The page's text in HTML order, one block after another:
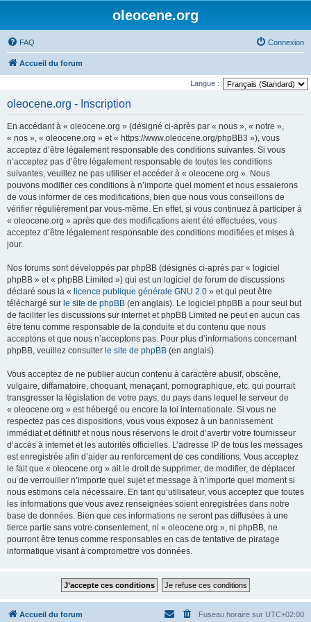
oleocene.org
FAQ Connexion
Accueil du forum
Langue :
oleocene.org - Inscription
En accédant à « oleocene.org » (désigné ci-après par « nous », « notre »,
« nos », « oleocene.org » et « https://www.oleocene.org/phpBB3 »), vous
acceptez d’être légalement responsable des conditions suivantes. Si vous
n’acceptez pas d’être légalement responsable de toutes les conditions
suivantes, veuillez ne pas utiliser et accéder à « oleocene.org ». Nous
pouvons modifier ces conditions à n’importe quel moment et nous essaierons
de vous informer de ces modifications, bien que nous vous conseillons de
vérifier régulièrement par vous-même. En effet, si vous continuez à participer à
« oleocene.org » après que des modifications aient été effectuées, vous
acceptez d’être légalement responsable des conditions modifiées et mises à
jour.
Nos forums sont développés par phpBB (désignés ci-après par « logiciel
phpBB » et « phpBB Limited ») qui est un logiciel de forum de discussions
déclaré sous la « licence publique générale GNU 2.0 » et qui peut être
téléchargé sur le site de phpBB (en anglais). Le logiciel phpBB a pour seul but
de faciliter les discussions sur internet et phpBB Limited ne peut en aucun cas
être tenu comme responsable de la conduite et du contenu que nous
acceptons et que nous n’acceptons pas. Pour plus d’informations concernant
phpBB, veuillez consulter le site de phpBB (en anglais).
Vous acceptez de ne publier aucun contenu à caractère abusif, obscène,
vulgaire, diffamatoire, choquant, menaçant, pornographique, etc. qui pourrait
transgresser la législation de votre pays, du pays dans lequel le serveur de
« oleocene.org » est hébergé ou encore la loi internationale. Si vous ne
respectez pas ces dispositions, vous vous exposez à un bannissement
immédiat et définitif et nous nous réservons le droit d’avertir votre fournisseur
d’accès à internet et les autorités officielles. L’adresse IP de tous les messages
est enregistrée afin d’aider au renforcement de ces conditions. Vous acceptez
le fait que « oleocene.org » ait le droit de supprimer, de modifier, de déplacer
ou de verrouiller n’importe quel sujet et message à n’importe quel moment si
nous estimons cela nécessaire. En tant qu’utilisateur, vous acceptez que toutes
les informations que vous avez renseignées soient enregistrées dans notre
base de données. Bien que ces informations ne seront pas diffusées à une
tierce partie sans votre consentement, ni « oleocene.org », ni phpBB, ne
pourront être tenus comme responsables en cas de tentative de piratage
informatique visant à compromettre vos données.
Accueil du forum Fuseau horaire sur UTC+02:00